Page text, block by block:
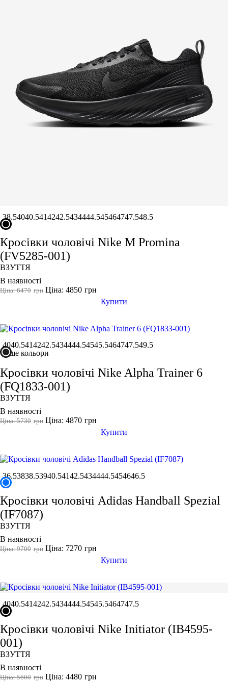
38.54040.5414242.5434444.545464747.548.5
Кросівки чоловічі Nike M Promina
(FV5285-001)
ВЗУТТЯ
В наявності
грн
Ціна: 6470 грн
Ціна: 4850
Купити
4040.5414242.5434444.54545.5464747.549.5
ще кольори
Кросівки чоловічі Nike Alpha Trainer 6
(FQ1833-001)
ВЗУТТЯ
В наявності
грн
Ціна: 5730 грн
Ціна: 4870
Купити
36.53838.53940.54142.5434444.5454646.5
Кросівки чоловічі Adidas Handball Spezial
(IF7087)
ВЗУТТЯ
В наявності
грн
Ціна: 9700 грн
Ціна: 7270
Купити
4040.5414242.5434444.54545.5464747.5
Кросівки чоловічі Nike Initiator (IB4595-
001)
ВЗУТТЯ
В наявності
грн
Ціна: 5600 грн
Ціна: 4480